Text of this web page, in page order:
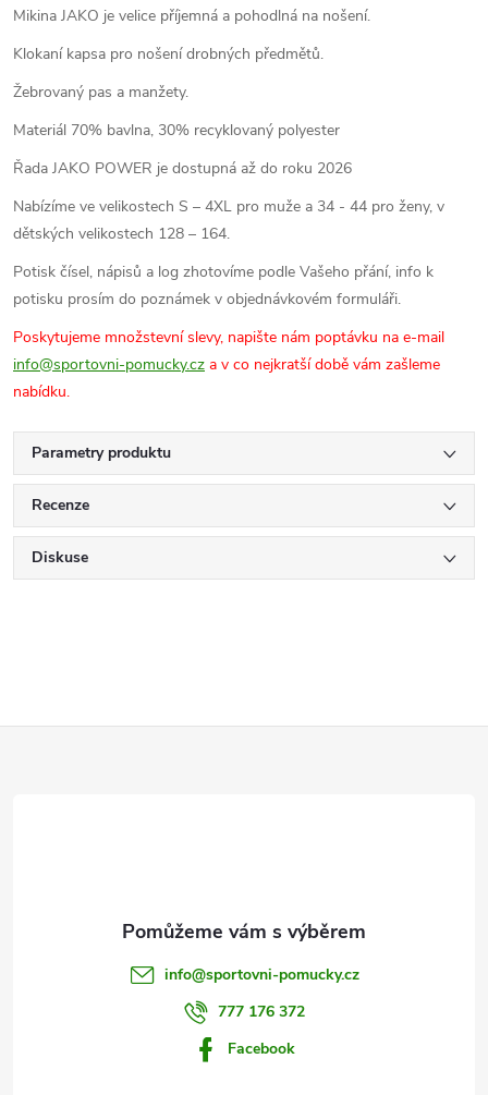
Mikina JAKO je velice příjemná a pohodlná na nošení.
Klokaní kapsa pro nošení drobných předmětů.
Žebrovaný pas a manžety.
Materiál 70% bavlna, 30% recyklovaný polyester
Řada JAKO POWER je dostupná až do roku 2026
Nabízíme ve velikostech S – 4XL pro muže a 34 - 44 pro ženy, v
dětských velikostech 128 – 164.
Potisk čísel, nápisů a log zhotovíme podle Vašeho přání, info k
potisku prosím do poznámek v objednávkovém formuláři.
Poskytujeme množstevní slevy, napište nám poptávku na e-mail
info@sportovni-pomucky.cz a v co nejkratší době vám zašleme
nabídku.
Parametry produktu
Recenze
Diskuse
info@sportovni-pomucky.cz
777 176 372
Facebook